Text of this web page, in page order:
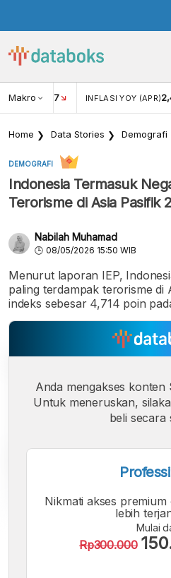
Makro
USD/IDR 17 INFLASI YOY (APR)
Home Data Stories Demografi
DEMOGRAFI
Indonesia Termasuk
Terorisme di Asia Pasifik
Nabilah Muhamad
08/05/2026 15:50 WIB
Menurut laporan IEP,
paling terdampak terorisme di
indeks sebesar 4,714 poin
Font
A
Font
Anda mengakses konten
Untuk meneruskan,
beli secara
Nikmati akses
lebih
Mulai
Rp300.000